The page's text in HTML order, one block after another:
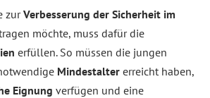
zurVerbesserung der Sicherheit im
möchte, muss dafür die
erfüllen. So müssen die jungen
Mindestalter erreicht haben,
Eignung verfügen und eine